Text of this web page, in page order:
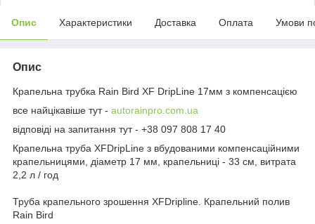
Опис Характеристики Доставка Оплата Умови
Опис
Крапельна трубка Rain Bird XF DripLine 17мм з компенсацією
все найцікавіше тут - autorainpro.com.ua
відповіді на запитання тут - +38 097 808 17 40
Крапельна труба XFDripLine з вбудованими компенсаційними
крапельницями, діаметр 17 мм, крапельниці - 33 см, витрата
2,2 л / год
Труба крапельного зрошення XFDripline. Крапельний полив
Rain Bird